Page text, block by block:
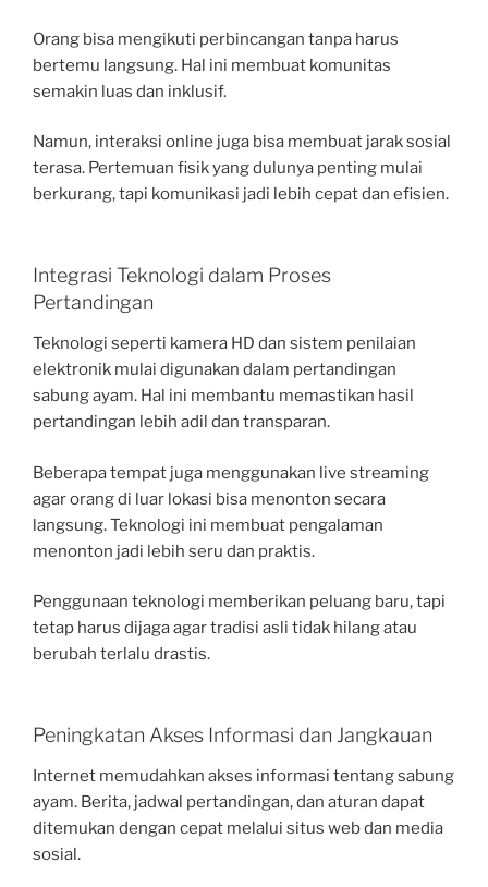
Orang bisa mengikuti perbincangan tanpa harus
bertemu langsung. Hal ini membuat komunitas
semakin luas dan inklusif.
Namun, interaksi online juga bisa membuat jarak sosial
terasa. Pertemuan fisik yang dulunya penting mulai
berkurang, tapi komunikasi jadi lebih cepat dan efisien.
Integrasi Teknologi dalam Proses
Pertandingan
Teknologi seperti kamera HD dan sistem penilaian
elektronik mulai digunakan dalam pertandingan
sabung ayam. Hal ini membantu memastikan hasil
pertandingan lebih adil dan transparan.
Beberapa tempat juga menggunakan live streaming
agar orang di luar lokasi bisa menonton secara
langsung. Teknologi ini membuat pengalaman
menonton jadi lebih seru dan praktis.
Penggunaan teknologi memberikan peluang baru, tapi
tetap harus dijaga agar tradisi asli tidak hilang atau
berubah terlalu drastis.
Peningkatan Akses Informasi dan Jangkauan
Internet memudahkan akses informasi tentang sabung
ayam. Berita, jadwal pertandingan, dan aturan dapat
ditemukan dengan cepat melalui situs web dan media
sosial.